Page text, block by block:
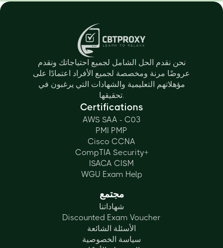
نحن نقدم الحل الشامل لجميع احتياجاتك ونقدم
عروضًا مرنة ومخصصة لجميع الأفراد اعتمادًا على
مؤهلاتهم التعليمية والشهادات التي يرغبون في
تحقيقها.
Certifications
AWS SAA - C03
PMI PMP
Cisco CCNA
CompTIA Security+
ISACA CISM
WGU Exam Help
مجتمع
شهاداتنا
Discounted Exam Voucher
الأسئلة الشائعة
سياسة الخصوصية